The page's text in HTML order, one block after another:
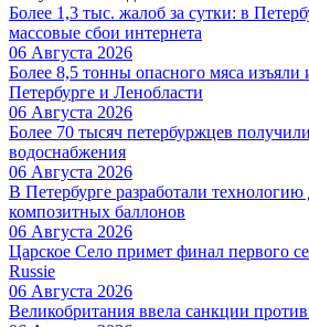
Более 1,3 тыс. жалоб за сутки: в
массовые сбои интернета
06 Августа 2026
Более 8,5 тонны опасного мяса изъяли
Петербурге и Ленобласти
06 Августа 2026
Более 70 тысяч петербуржцев
водоснабжения
06 Августа 2026
В Петербурге разработали технологию
композитных баллонов
06 Августа 2026
Царское Село примет финал первого
Russie
06 Августа 2026
Великобритания ввела санкции